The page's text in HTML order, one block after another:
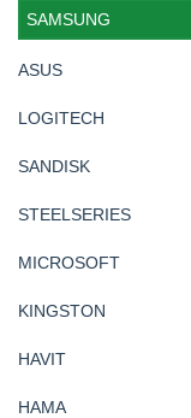
SAMSUNG
ASUS
LOGITECH
SANDISK
STEELSERIES
MICROSOFT
KINGSTON
HAVIT
HAMA